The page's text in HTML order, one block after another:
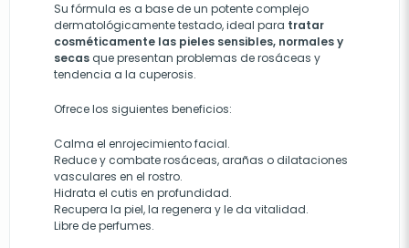
Su fórmula es a base de un potente complejo
dermatológicamente testado, ideal para tratar
cosméticamente las pieles sensibles, normales y
secas que presentan problemas de rosáceas y
tendencia a la cuperosis.
Ofrece los siguientes beneficios:
Calma el enrojecimiento facial.
Reduce y combate rosáceas, arañas o dilataciones
vasculares en el rostro.
Hidrata el cutis en profundidad.
Recupera la piel, la regenera y le da vitalidad.
Libre de perfumes.